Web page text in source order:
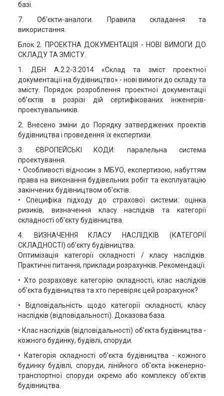
базі.
7. Об'єкти-аналоги. Правила складання та
використання.
Блок 2. ПРОЕКТНА ДОКУМЕНТАЦІЯ - НОВІ ВИМОГИ ДО
СКЛАДУ ТА ЗМІСТУ.
1. ДБН А.2.2-3:2014 «Склад та зміст проектної
документації на будівництво» - нові вимоги до складу та
змісту. Порядок розроблення проектної документації
об’єктів в розрізі дій сертифікованих інженерів-
проектувальників.
2. Внесено зміни до Порядку затверджених проектів
будівництва і проведення їх експертизи.
3. ЄВРОПЕЙСЬКІ КОДИ: паралельна система
проектування.
• Особливості відносин з МБУО, експертизою, набуттям
права на виконання будівельних робіт та експлуатацію
закінчених будівництвом об'єктів.
• Специфіка підходу до страхової системи: оцінка
ризиків, визначення класу наслідків та категорії
складності об'єкту будівництва.
4. ВИЗНАЧЕННЯ КЛАСУ НАСЛІДКІВ (КАТЕГОРІЇ
СКЛАДНОСТІ) об’єкту будівництва.
Оптимізація категорії складності / класу наслідків.
Практичні питання, приклади розрахунків. Рекомендації.
• Хто розраховує категорію складності, клас наслідків
об’єкта будівництва та хто перевіряє цей розрахунок?
• Відповідальність щодо категорії складності, класу
наслідків (відповідальності). Доказова база.
• Клас наслідків (відповідальності) об’єкта будівництва -
кожного будинку, будівлі, споруди.
• Категорія складності об’єкта будівництва - кожного
будинку будівлі, споруди, лінійного об’єкта інженерно-
транспортної споруди окремо або комплексу об’єктів
будівництва.